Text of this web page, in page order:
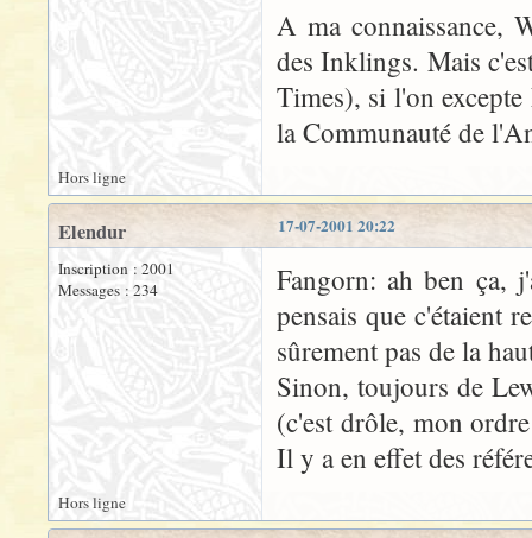
A ma connaissance,
des Inklings. Mais
Times), si l'on
la Communauté de
Hors ligne
17-07-2001 20:22
Elendur
Inscription : 2001
Messages : 234
Fangorn: ah ben ça,
pensais que c'étaient
sûrement pas de la
Sinon, toujours de
(c'est drôle, mon
Il y a en effet des
Hors ligne